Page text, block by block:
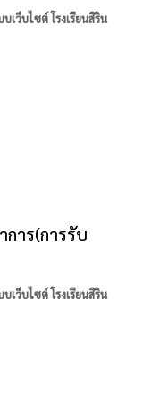
เว็บไซต์ โรงเรียนสิริน
าร(การรับ
เว็บไซต์ โรงเรียนสิริน